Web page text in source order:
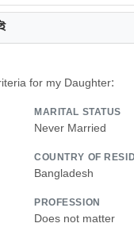
for my Daughter:
MARITAL STATUS
Never Married
COUNTRY OF
Bangladesh
PROFESSION
Does not matter